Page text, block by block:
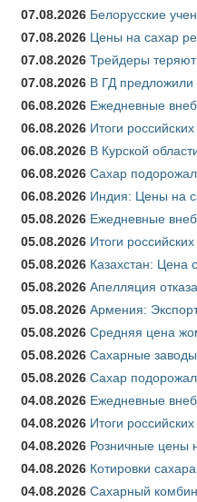
07.08.2026 Белорусские
07.08.2026 Цены на сахар
07.08.2026 Трейдеры
07.08.2026 В ГД предложили
06.08.2026 Ежедневные
06.08.2026 Итоги
06.08.2026 В Курской
06.08.2026 Сахар
06.08.2026 Индия: Цены на
05.08.2026 Ежедневные
05.08.2026 Итоги
05.08.2026 Казахстан: Цена
05.08.2026 Апелляция
05.08.2026 Армения:
05.08.2026 Средняя цена
05.08.2026 Сахарные
05.08.2026 Сахар
04.08.2026 Ежедневные
04.08.2026 Итоги
04.08.2026 Розничные цены
04.08.2026 Котировки
04.08.2026 Сахарный